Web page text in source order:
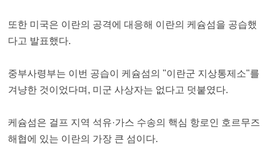
또한 미국은 이란의 공격에 대응해 이란의 케슘섬을 공습했
다고 발표했다.
중부사령부는 이번 공습이 케슘섬의 "이란군 지상통제소"를
겨냥한 것이었다며, 미군 사상자는 없다고 덧붙였다.
케슘섬은 걸프 지역 석유·가스 수송의 핵심 항로인 호르무즈
해협에 있는 이란의 가장 큰 섬이다.